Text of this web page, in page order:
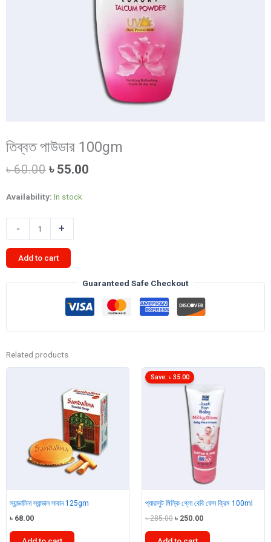
তিব্বত পাউডার 100gm
৳60.00 Original
was:
৳ 55.00
Availability: In stock
-
পাউডার
100gm
quantity
+
Add to cart
Guaranteed Safe Checkout
Related products
স্যান্ডালিনা স্যান্ডাল সাবান 125gm
৳ 68.00
প্যারাসুট মিল্কি গ্লো বেবি ফেস ক্রিম 100ml
৳285.00 Original
was:
৳ 250.00Current
Save: ৳ 35.00